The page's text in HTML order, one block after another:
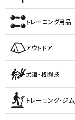
トレーニング用品
アウトドア
武道・格闘技
トレーニング・ジ